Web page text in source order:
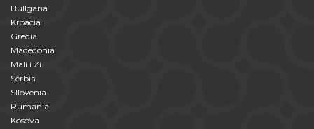
Bullgaria
Kroacia
Greqia
Maqedonia
Mali i Zi
Sërbia
Sllovenia
Rumania
Kosova